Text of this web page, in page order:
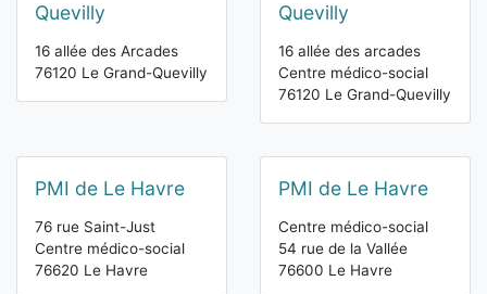
Quevilly
16 allée des Arcades
76120 Le Grand-Quevilly
Quevilly
16 allée des arcades
Centre médico-social
76120 Le Grand-Quevilly
PMI de Le Havre
76 rue Saint-Just
Centre médico-social
76620 Le Havre
PMI de Le Havre
Centre médico-social
54 rue de la Vallée
76600 Le Havre